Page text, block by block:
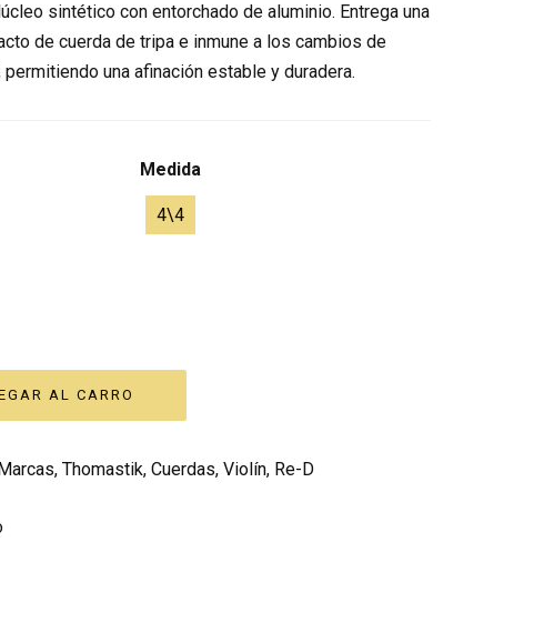
sintético con entorchado de aluminio. Entrega una
de cuerda de tripa e inmune a los cambios de
una afinación estable y duradera.
Medida
4\4
Marcas, Thomastik, Cuerdas, Violín, Re-D